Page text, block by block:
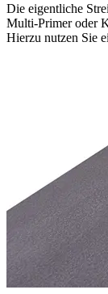
Die eigentliche
Multi-Primer oder
Hierzu nutzen Sie